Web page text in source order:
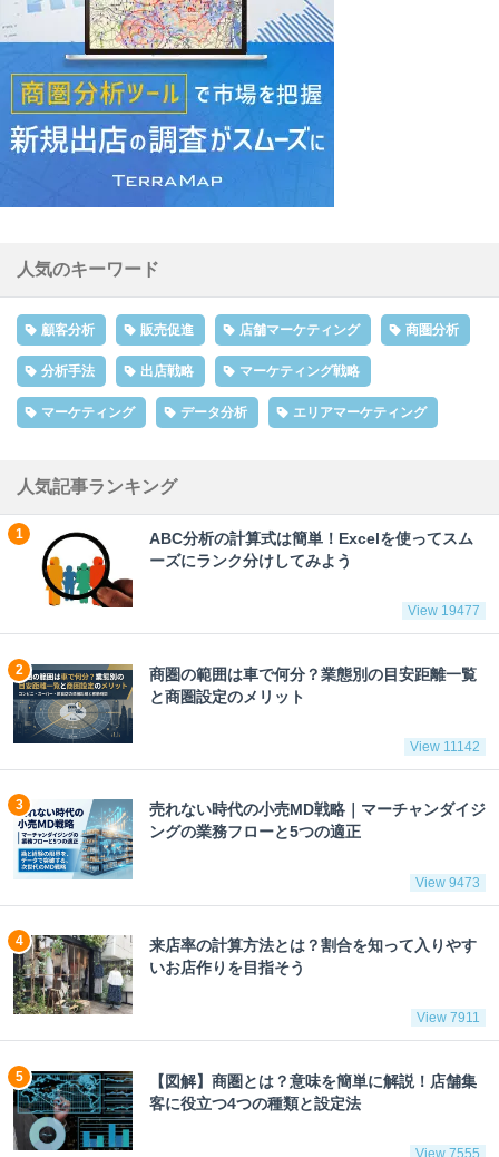
人気のキーワード
顧客分析 販売促進 店舗マーケティング 商圏分析
分析手法 出店戦略 マーケティング戦略
マーケティング データ分析 エリアマーケティング
人気記事ランキング
ABC分析の計算式は簡単！Excelを使ってスム
ーズにランク分けしてみよう
View 19477
商圏の範囲は車で何分？業態別の目安距離一覧
と商圏設定のメリット
View 11142
売れない時代の小売MD戦略｜マーチャンダイジ
ングの業務フローと5つの適正
View 9473
来店率の計算方法とは？割合を知って入りやす
いお店作りを目指そう
View 7911
【図解】商圏とは？意味を簡単に解説！店舗集
客に役立つ4つの種類と設定法